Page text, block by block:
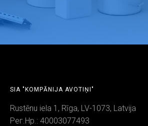
SIA "KOMPĀNIJA AVOTIŅI"
Rustēnu iela 1, Rīga, LV-1073, Latvija
Рег.Нр.: 40003077493